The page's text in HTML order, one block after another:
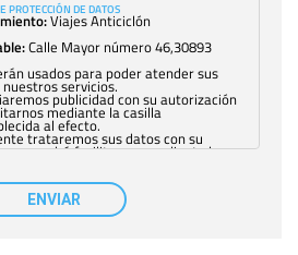
PROTECCIÓN DE DATOS
Viajes Anticiclón
Calle Mayor número 46,30893
usados para poder atender sus
servicios.
publicidad con su autorización
mediante la casilla
al efecto.
trataremos sus datos con su
que podrá facilitarnos mediante la
general, sólo el personal de
debidamente autorizado podrá
la información que le pedimos. No se
ENVIAR